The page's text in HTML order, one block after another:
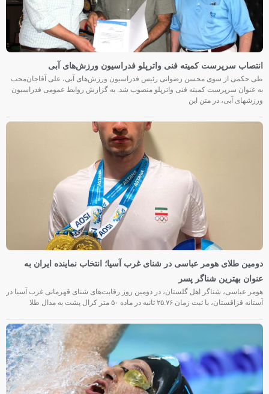
انتصاب سرپرست کمیته فنی واترپلو فدراسیون ورزش‌های آبی
طی حکمی از سوی محسن رضوانی رئیس فدراسیون ورزش‌های آبی، علی آقاجان‌محب
به عنوان سرپرست کمیته فنی واترپلو منصوب شد. به گزارش روابط عمومی فدراسیون
ورزشهای آبی، در متن این
دومین طلای هومر عباسی در شنای غرب آسیا؛ انتخاب نماینده ایران به
عنوان بهترین شناگر پسر
هومر عباسی، شناگر اهل گلستان، در دومین روز رقابت‌های شنای قهرمانی غرب آسیا در
آستانه قزاقستان، با ثبت زمان ۲۵.۷۶ ثانیه در ماده ۵۰ متر کرال پشت به مدال طلا